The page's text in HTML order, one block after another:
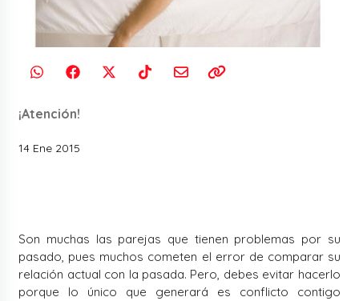
¡Atención!
14 Ene 2015
Son muchas las parejas que tienen problemas por su
pasado, pues muchos cometen el error de comparar su
relación actual con la pasada. Pero, debes evitar hacerlo
porque lo único que generará es conflicto contigo